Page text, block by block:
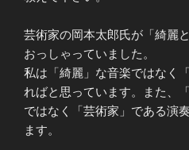
芸術家の岡本太郎氏が「綺麗
おっしゃっていました。
私は「綺麗」な音楽ではなく
ればと思っています。また、
ではなく「芸術家」である演
ます。